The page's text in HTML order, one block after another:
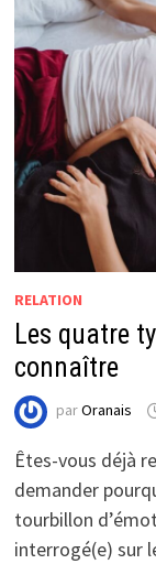
RELATION
Les quatre
connaître
parOranais
Êtes-vous déjà
demander
tourbillon
interrogé(e) sur